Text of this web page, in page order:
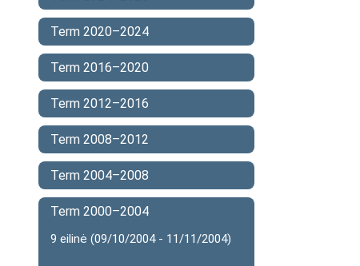
Term 2020–2024
Term 2016–2020
Term 2012–2016
Term 2008–2012
Term 2004–2008
Term 2000–2004
9 eilinė (09/10/2004 - 11/11/2004)